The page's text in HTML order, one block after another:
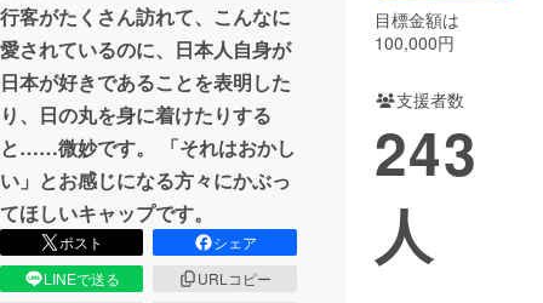
CAMPFIREふるさと納税machi-ya コミュニティ
行客がたくさん訪れて、こんなに
愛されているのに、日本人自身が
日本が好きであることを表明した
り、日の丸を身に着けたりする
と……微妙です。 「それはおかし
い」とお感じになる方々にかぶっ
てほしいキャップです。
ポスト
シェア
LINEで送る
URLコピー
目標金額は
100,000円
支援者数
243
人